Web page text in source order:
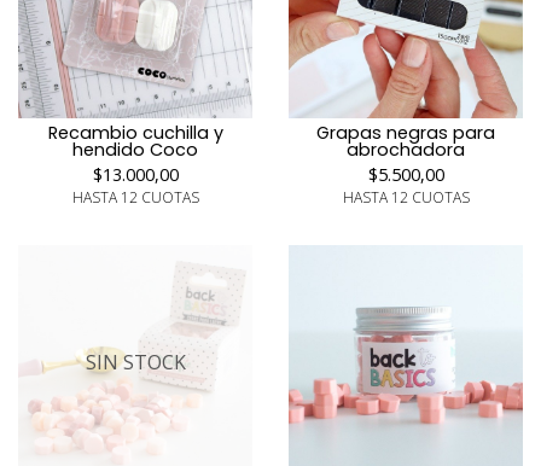
Recambio cuchilla y
hendido Coco
$13.000,00
HASTA 12 CUOTAS
Grapas negras para
abrochadora
$5.500,00
HASTA 12 CUOTAS
SIN STOCK